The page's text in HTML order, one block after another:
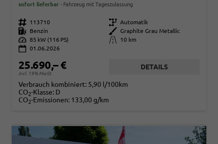
sofort lieferbar Fahrzeug mit Tageszulassung
Fahrzeugnr. 113710 Getriebe Automatik
Kraftstoff
Benzin Außenfarbe
Graphite Grau Metallic
Leistung 85 kW (116 PS) Kilometerstand
10 km
01.06.2026
25.690,– €
incl. 19% MwSt.
DETAILS
Verbrauch kombiniert: 5,90 l/100km
CO2-Klasse: D
CO2-Emissionen: 133,00 g/km